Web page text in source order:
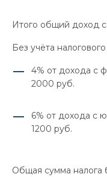
Итого общий доход
Без учёта
4% от дохода с
2000 руб.
6% от дохода с
1200 руб.
Общая сумма налога